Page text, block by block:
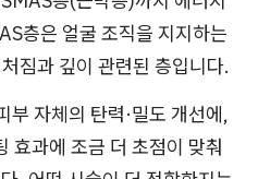
층은 얼굴 조직을 지지하는
짐과 깊이 관련된 층입니다.
부 자체의 탄력·밀도 개선에,
효과에 조금 더 초점이 맞춰